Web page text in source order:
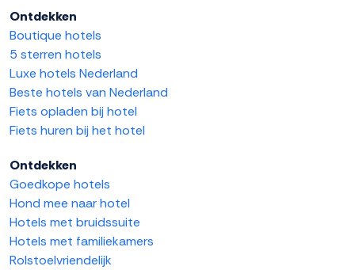
Ontdekken
Boutique hotels
5 sterren hotels
Luxe hotels Nederland
Beste hotels van Nederland
Fiets opladen bij hotel
Fiets huren bij het hotel
Ontdekken
Goedkope hotels
Hond mee naar hotel
Hotels met bruidssuite
Hotels met familiekamers
Rolstoelvriendelijk